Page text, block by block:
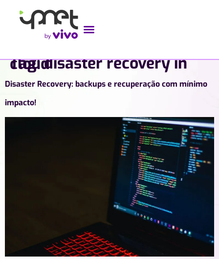
Tag:
disaster recovery in cloud
Disaster Recovery: backups e recuperação com mínimo
impacto!